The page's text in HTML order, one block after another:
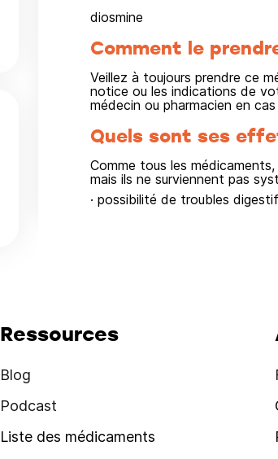
diosmine
Comment le
Veillez à toujours prendre ce
notice ou les indications de
médecin ou pharmacien en
Quels sont ses
Comme tous les
mais ils ne surviennent pas
· possibilité de troubles
Ressources
Blog
Podcast
Liste des médicaments